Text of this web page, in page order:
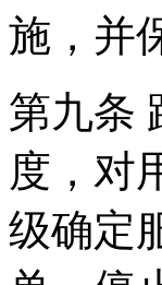
施，并
第九条
度，对
级确定